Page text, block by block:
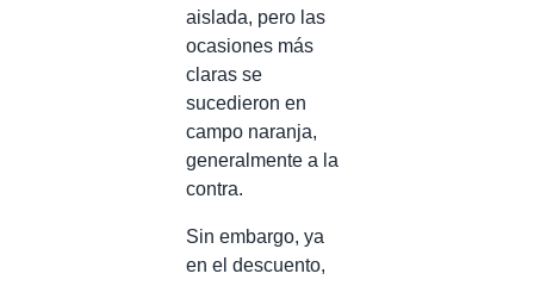
aislada, pero las
ocasiones más
claras se
sucedieron en
campo naranja,
generalmente a la
contra.
Sin embargo, ya
en el descuento,